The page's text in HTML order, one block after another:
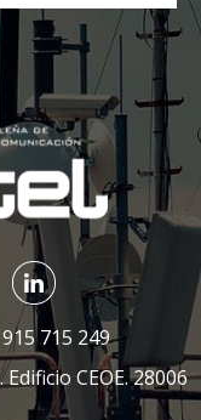
915 715 249
CEOE. 28006